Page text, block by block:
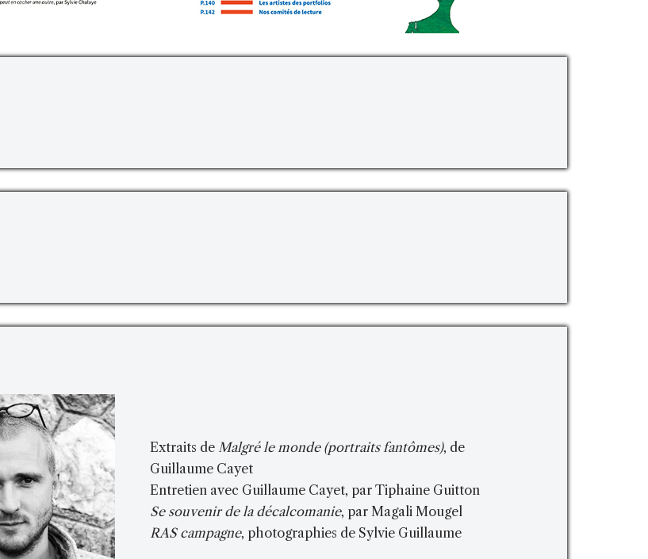
Extraits de Malgré le monde (portraits fantômes), de
Guillaume Cayet
Entretien avec Guillaume Cayet, par Tiphaine Guitton
Se souvenir de la décalcomanie, par Magali Mougel
RAS campagne, photographies de Sylvie Guillaume